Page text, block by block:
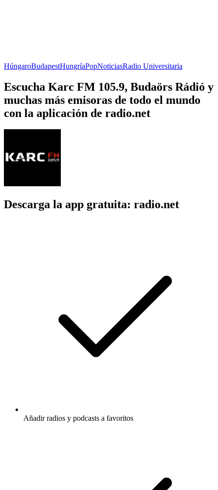
HúngaroBudapestHungríaPopNoticiasRadio Universitaria
Escucha Karc FM 105.9, Budaörs Rádió y
muchas más emisoras de todo el mundo
con la aplicación de radio.net
Descarga la app gratuita: radio.net
Añadir radios y podcasts a favoritos